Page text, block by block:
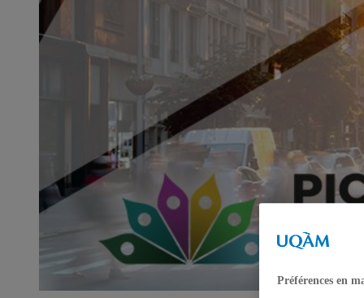
Préférences en